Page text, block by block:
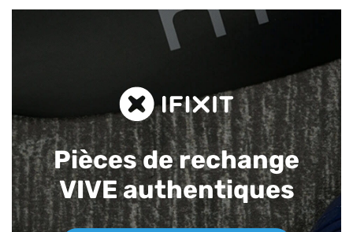
Pièces de rechange
VIVE authentiques​